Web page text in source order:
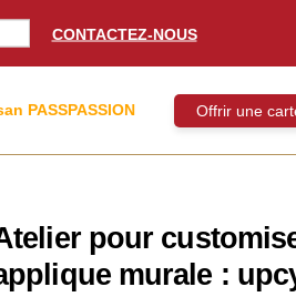
CONTACTEZ-NOUS
PASSPASSION Offrir une
pour
murale :